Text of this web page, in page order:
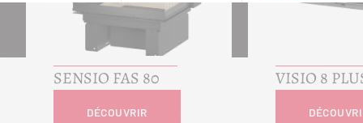
SENSIO FAS 80
DÉCOUVRIR
VISIO 8